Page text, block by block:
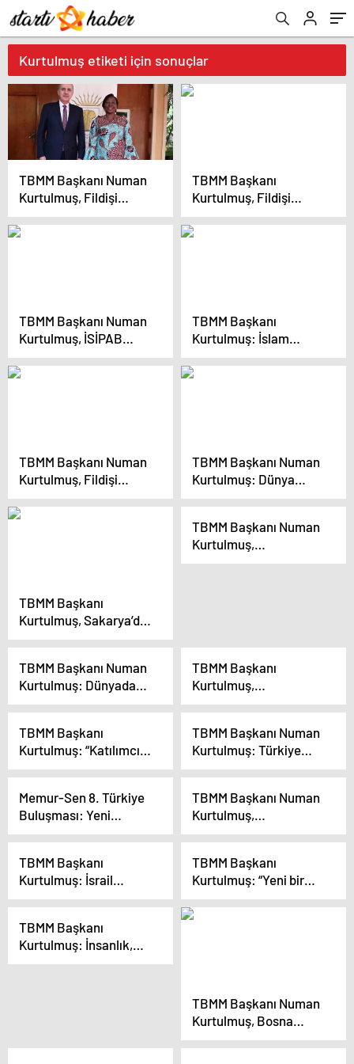
Kurtulmuş etiketi için sonuçlar
TBMM Başkanı Numan
Kurtulmuş, Fildişi
Sahili Senato Başkanı
Kandia Kamissoko
TBMM Başkanı
Kurtulmuş, Fildişi
Sahili’nde İSİPAB
Konferansı’na katıldı
TBMM Başkanı Numan
Kurtulmuş, İSİPAB
Konferansı’nda Filistin
mücadelesine vurgu
TBMM Başkanı
Kurtulmuş: İslam
dünyası Filistin
mücadelesine hazır
TBMM Başkanı Numan
Kurtulmuş, Fildişi
Sahili’nde yetimhaneyi
ziyaret etti
TBMM Başkanı Numan
Kurtulmuş: Dünya
barışı için yeni bir
kurulmalıdır
TBMM Başkanı
Kurtulmuş, Sakarya’da
28 Şubat programında
TBMM Başkanı Numan
Kurtulmuş,
Kanada’daki Müslüman
TBMM Başkanı Numan
Kurtulmuş: Dünyada
zulme karşı bir insanlık
TBMM Başkanı
Kurtulmuş,
Azerbaycan dönüşü
sorularını yanıtladı: (2)
TBMM Başkanı
Kurtulmuş: “Katılımcı,
demokratik, kapsayıcı,
ihtiyacı olduğu
ortadadır”
TBMM Başkanı Numan
Kurtulmuş: Türkiye
Büyük Millet Meclisi
sürecinin yegane
merciidir
Memur-Sen 8. Türkiye
Buluşması: Yeni
Anayasa bir ihtiyaç
TBMM Başkanı Numan
Kurtulmuş,
Azerbaycan Başbakanı
TBMM Başkanı
Kurtulmuş: İsrail
uluslararası camianın
lazım
TBMM Başkanı
Kurtulmuş: “Yeni bir
Birleşmiş Milletler’e,
yeni bir küresel barış
TBMM Başkanı
Kurtulmuş: İnsanlık,
İsrail’in Gazze’ye
TBMM Başkanı Numan
Kurtulmuş, Bosna
Hersek Temsilciler